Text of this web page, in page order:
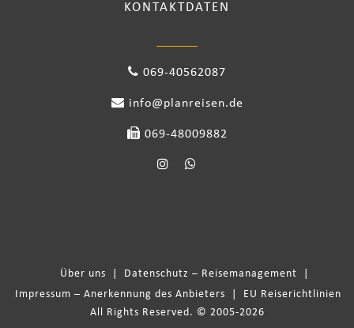
KONTAKTDATEN
069-40562087
info@planreisen.de
069-48009882
Über uns Datenschutz – Reisemanagement
Impressum – Anerkennung des Anbieters
EU Reiserichtlinien
All Rights Reserved. © 2005-2026